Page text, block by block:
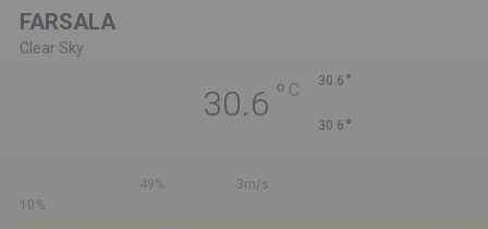
FARSALA
Clear Sky
30.6 ° C 30.6 °
30.6 °
49%
3m/s
10%